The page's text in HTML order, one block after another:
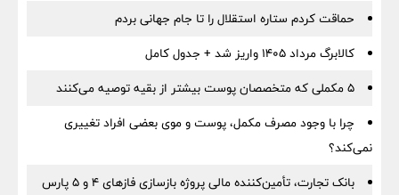
حماقت کردم ستاره استقلال را تا جام جهانی بردم
کالابرگ مرداد ۱۴۰۵ واریز شد + جدول کامل
۵ مکملی که متخصصان پوست بیشتر از بقیه توصیه می‌کنند
چرا با وجود مصرف مکمل، پوست و موی بعضی افراد تغییری
نمی‌کند؟
بانک تجارت، تأمین‌کننده مالی پروژه بازسازی فازهای ۴ و ۵ پارس